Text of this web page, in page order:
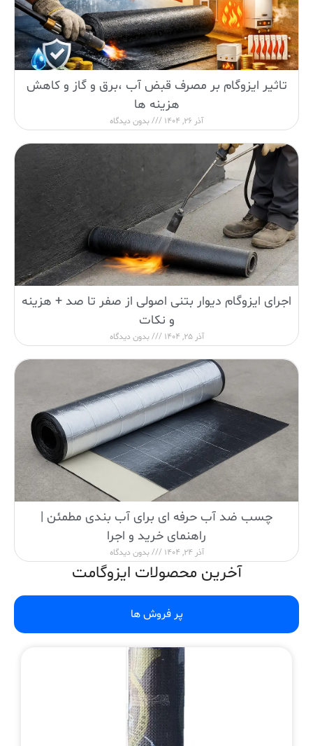
تاثیر ایزوگام بر مصرف قبض آب ،برق و گاز و کاهش
هزینه ها
آذر 26, 1404 بدون دیدگاه
اجرای ایزوگام دیوار بتنی اصولی از صفر تا صد + هزینه
و نکات
آذر 25, 1404 بدون دیدگاه
چسب ضد آب حرفه ای برای آب بندی مطمئن |
راهنمای خرید و اجرا
آذر 24, 1404 بدون دیدگاه
آخرین محصولات ایزوگامت
پر فروش ها